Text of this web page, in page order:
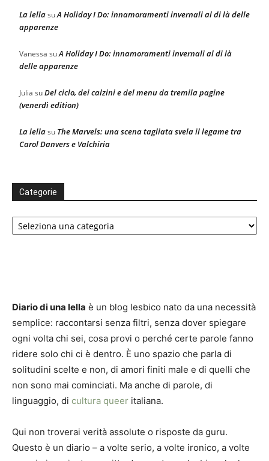
La lellasuA Holiday I Do: innamoramenti invernali al di là delle
apparenze
Vanessa suA Holiday I Do: innamoramenti invernali al di là
delle apparenze
Julia suDel ciclo, dei calzini e del menu da tremila pagine
(venerdì edition)
La lellasu The Marvels: una scena tagliata svela il legame tra
Carol Danvers e Valchiria
Categorie
Categorie
Diario di una lella è un blog lesbico nato da una necessità
semplice: raccontarsi senza filtri, senza dover spiegare
ogni volta chi sei, cosa provi o perché certe parole fanno
ridere solo chi ci è dentro. È uno spazio che parla di
solitudini scelte e non, di amori finiti male e di quelli che
non sono mai cominciati. Ma anche di parole, di
linguaggio, di cultura queer italiana.
Qui non troverai verità assolute o risposte da guru.
Questo è un diario – a volte serio, a volte ironico, a volte